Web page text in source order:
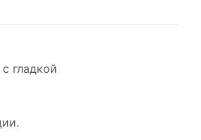
гладкой